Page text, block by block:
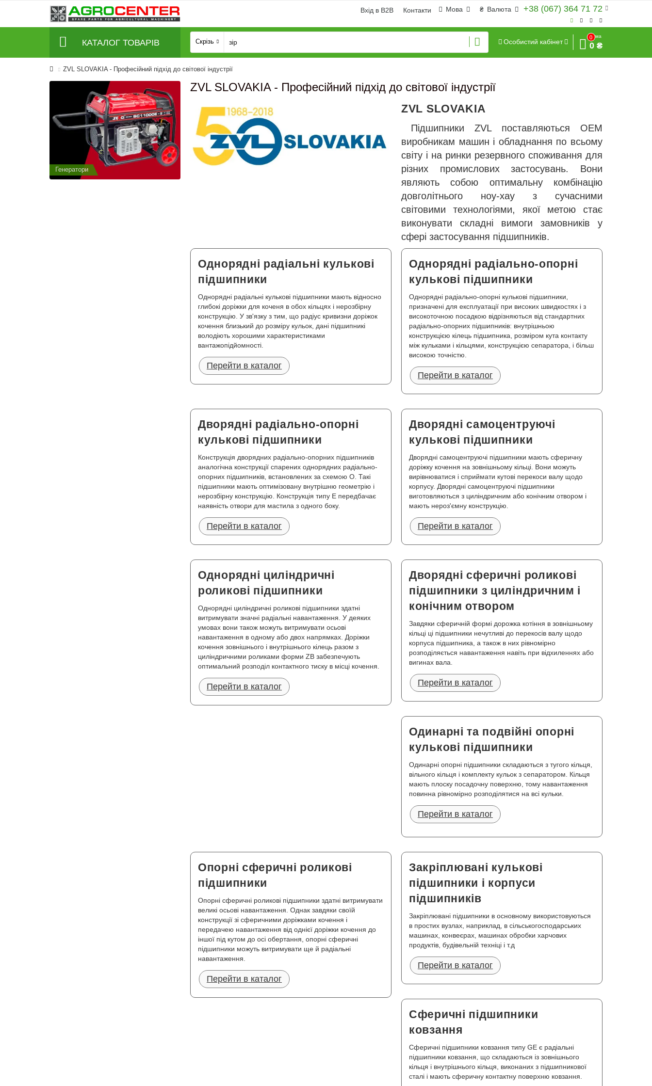
+38 (067) 364 71 72
₴ Валюта
Мова
Вхід в B2B Контакти
КАТАЛОГ ТОВАРІВ Скрізь Особистий кабінет
0
Сума
0 ₴
ZVL SLOVAKIA - Професійний підхід до світової індустрії
Генератори
ZVL SLOVAKIA - Професійний підхід до світової індустрії
ZVL SLOVAKIA
Підшипники ZVL поставляються ОЕМ
виробникам машин і обладнання по всьому
світу і на ринки резервного споживання для
різних промислових застосувань. Вони
являють собою оптимальну комбінацію
довголітнього ноу-хау з сучасними
світовими технологіями, якої метою стає
виконувати складні вимоги замовників у
сфері застосування підшипників.
Однорядні радіальні кулькові
підшипники
Однорядні радіальні кулькові підшипники мають відносно
глибокі доріжки для коченя в обох кільцях і нерозбірну
конструкцію. У зв'язку з тим, що радіус кривизни доріжок
кочення близький до розміру кульок, дані підшипникі
володіють хорошими характеристиками
вантажопідйомності.
Перейти в каталог
Однорядні радіально-опорні
кулькові підшипники
Однорядні радіально-опорні кулькові підшипники,
призначені для експлуатації при високих швидкостях і з
високоточною посадкою відрізняються від стандартних
радіально-опорних підшипників: внутрішньою
конструкцією кілець підшипника, розміром кута контакту
між кульками і кільцями, конструкцією сепаратора, і більш
високою точністю.
Перейти в каталог
Дворядні радіально-опорні
кулькові підшипники
Конструкція дворядних радіально-опорних підшипників
аналогічна конструкції спарених однорядних радіально-
опорних підшипників, встановлених за схемою О. Такі
підшипники мають оптимізовану внутрішню геометрію і
нерозбірну конструкцію. Конструкція типу Е передбачає
наявність отвори для мастила з одного боку.
Перейти в каталог
Дворядні самоцентруючі
кулькові підшипники
Дворядні самоцентруючі підшипники мають сферичну
доріжку кочення на зовнішньому кільці. Вони можуть
вирівнюватися і сприймати кутові перекоси валу щодо
корпусу. Дворядні самоцентруючі підшипники
виготовляються з циліндричним або конічним отвором і
мають нероз'ємну конструкцію.
Перейти в каталог
Однорядні циліндричні
роликові підшипники
Однорядні циліндричні роликові підшипники здатні
витримувати значні радіальні навантаження. У деяких
умовах вони також можуть витримувати осьові
навантаження в одному або двох напрямках. Доріжки
кочення зовнішнього і внутрішнього кілець разом з
циліндричними роликами форми ZB забезпечують
оптимальний розподіл контактного тиску в місці кочення.
Перейти в каталог
Дворядні сферичні роликові
підшипники з циліндричним і
конічним отвором
Завдяки сферичній формі дорожка котіння в зовнішньому
кільці ці підшипники нечутливі до перекосів валу щодо
корпуса підшипника, а також в них рівномірно
розподіляється навантаження навіть при відхиленнях або
вигинах вала.
Перейти в каталог
Одинарні та подвійні опорні
кулькові підшипники
Одинарні опорні підшипники складаються з тугого кільця,
вільного кільця і комплекту кульок з сепаратором. Кільця
мають плоску посадочну поверхню, тому навантаження
повинна рівномірно розподілятися на всі кульки.
Перейти в каталог
Опорні сферичні роликові
підшипники
Опорні сферичні роликові підшипники здатні витримувати
великі осьові навантаження. Однак завдяки своїй
конструкції зі сферичними доріжками кочення і
передачею навантаження від однієї доріжки кочення до
іншої під кутом до осі обертання, опорні сферичні
підшипники можуть витримувати ще й радіальні
навантаження.
Перейти в каталог
Закріплювані кулькові
підшипники і корпуси
підшипників
Закріплювані підшипники в основному використовуються
в простих вузлах, наприклад, в сільськогосподарських
машинах, конвеєрах, машинах обробки харчових
продуктів, будівельній техніці і т.д
Перейти в каталог
Сферичні підшипники
ковзання
Сферичні підшипники ковзання типу GE є радіальні
підшипники ковзання, що складаються із зовнішнього
кільця і внутрішнього кільця, виконаних з підшипникової
сталі і мають сферичну контактну поверхню ковзання.